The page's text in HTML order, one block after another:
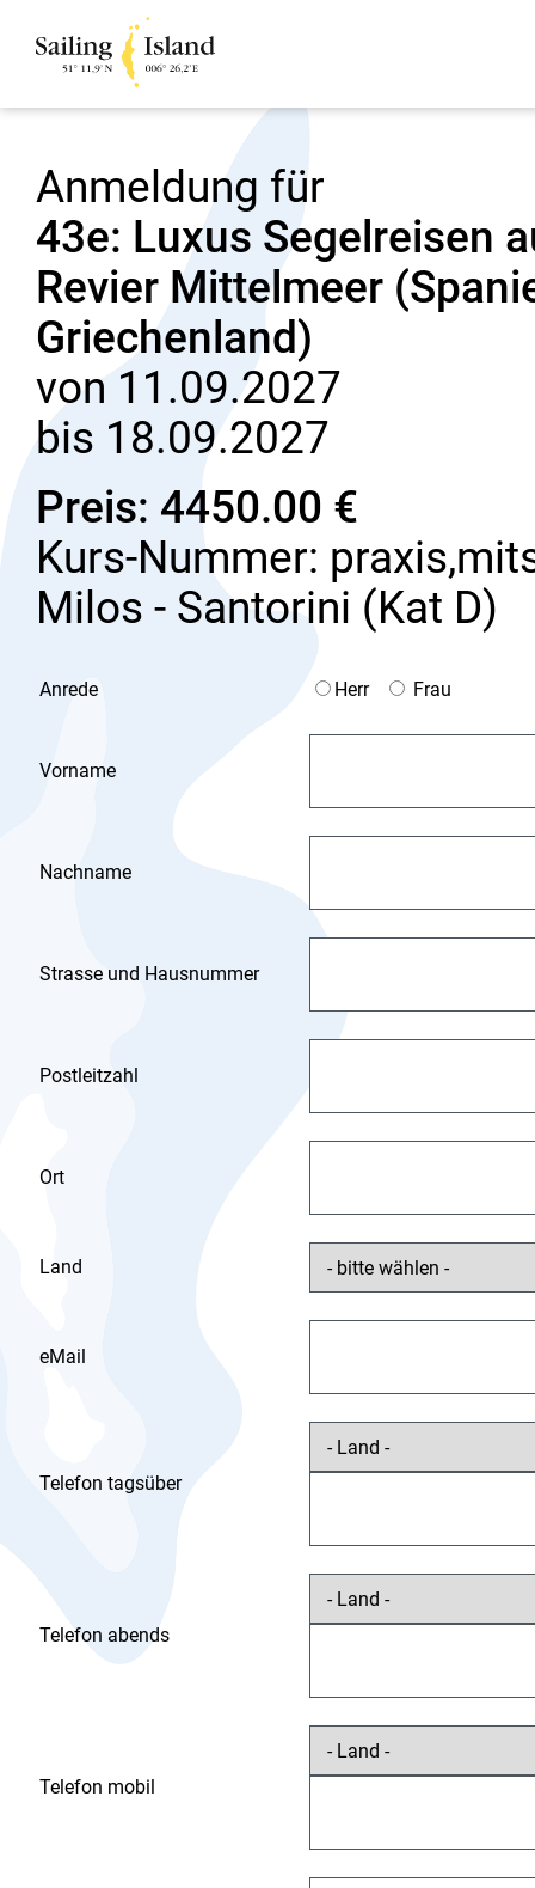
Anmeldung für
43e: Luxus Segelreisen
Revier Mittelmeer
Griechenland)
von 11.09.2027
bis 18.09.2027
Preis: 4450.00 €
Kurs-Nummer:
Milos - Santorini (Kat D)
Anrede Herr Frau
Vorname
Nachname
Strasse und Hausnummer
Postleitzahl
Ort
Land
eMail
Telefon tagsüber
Telefon abends
Telefon mobil